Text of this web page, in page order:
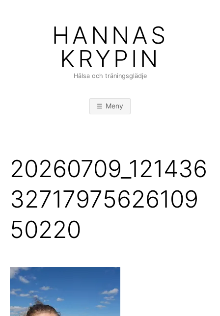
HANNAS
KRYPIN
Hälsa och träningsglädje
Meny
20260709_121436
32717975626109
50220